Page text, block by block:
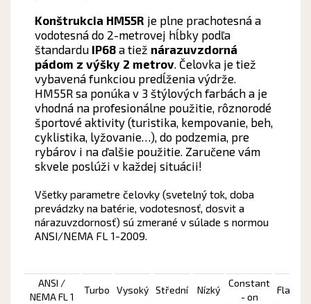
Konštrukcia HM55R je plne prachotesná a
vodotesná do 2-metrovej hĺbky podľa
štandardu IP68a tiež nárazuvzdorná
pádom z výšky 2 metrov. Čelovka je tiež
vybavená funkciou predĺženia výdrže.
HM55R sa ponúka v 3 štýlových farbách a je
vhodná na profesionálne použitie, rôznorodé
športové aktivity (turistika, kempovanie, beh,
cyklistika, lyžovanie…), do podzemia, pre
rybárov i na ďalšie použitie. Zaručene vám
skvele poslúži v každej situácii!
Všetky parametre čelovky (svetelný tok, doba
prevádzky na batérie, vodotesnosť, dosvit a
nárazuvzdornosť) sú zmerané v súlade s normou
ANSI/NEMA FL 1-2009.
ANSI /
NEMA FL 1
Turbo Vysoký Střední Nízký
Constant
- on
Flash